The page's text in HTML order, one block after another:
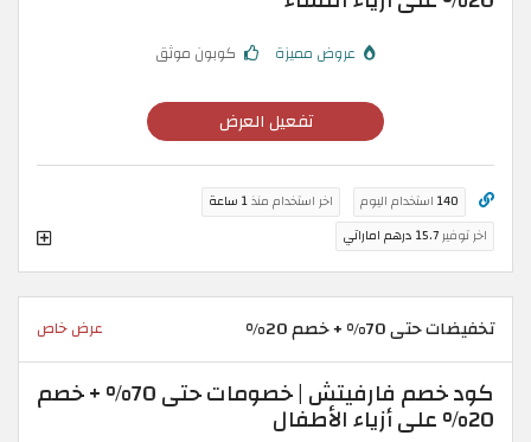
عروض مميزة كوبون موثق
تفعيل العرض
140 استخدام اليوم اخر استخدام منذ1 ساعة
اخر توفير15.7 درهم اماراتي
تخفيضات حتى 70% + خصم 20% عرض خاص
كود خصم فارفيتش | خصومات حتى 70% + خصم
20% على أزياء الأطفال